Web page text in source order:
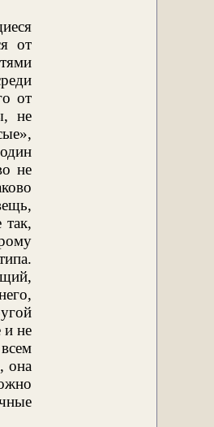
от
от
не
не
и не
она